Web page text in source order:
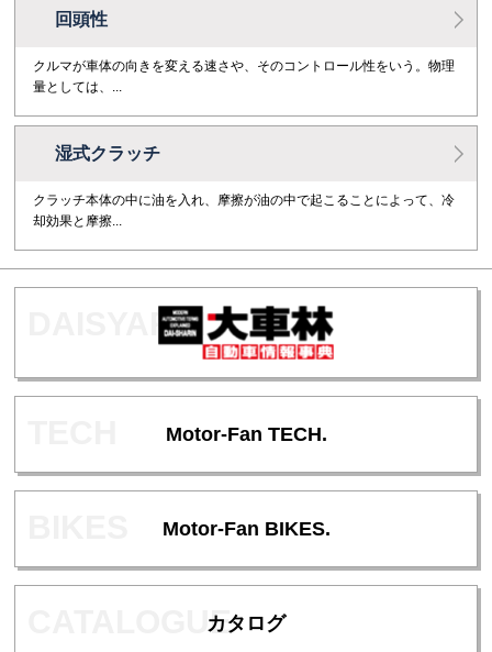
回頭性
クルマが車体の向きを変える速さや、そのコントロール性をいう。物理
量としては、...
湿式クラッチ
クラッチ本体の中に油を入れ、摩擦が油の中で起こることによって、冷
却効果と摩擦...
Motor-Fan TECH.
Motor-Fan BIKES.
カタログ